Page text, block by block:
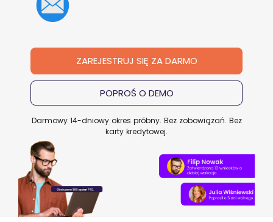
ZAREJESTRUJ SIĘ ZA DARMO
POPROŚ O DEMO
Darmowy 14-dniowy okres próbny. Bez zobowiązań. Bez
karty kredytowej.